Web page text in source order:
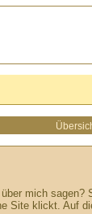
mich
Site klickt. Auf